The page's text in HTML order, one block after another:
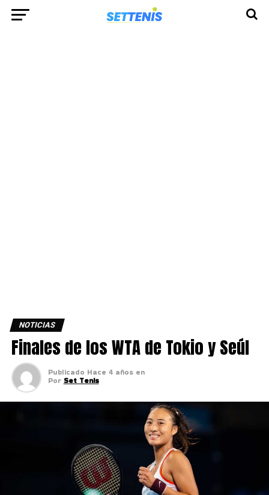
NOTICIAS
Finales de los WTA de Tokio y Seúl
Publicado Hace 4 años en
Por Set Tenis